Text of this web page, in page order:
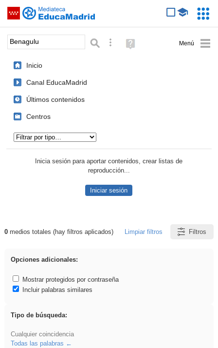
Saltar navegación
Palabra o frase: Búsqueda avanzada
Ayuda
(en
Inicio
Canal EducaMadrid
Últimos contenidos
Centros
Inicia sesión para aportar contenidos, crear listas de
reproducción...
Iniciar sesión
Resultados de: Benagulu
0medios totales (hay filtros aplicados) Limpiar filtros Filtros
Opciones adicionales:
Mostrar protegidos por contraseña
Incluir palabras similares
Tipo de búsqueda:
Cualquier coincidencia
Todas las palabras